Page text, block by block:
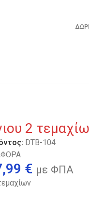
2
DTB-104
€ με ΦΠΑ